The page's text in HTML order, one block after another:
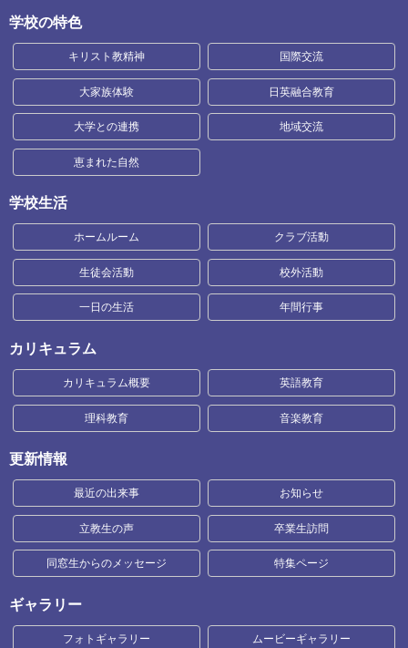
学校の特色
キリスト教精神 国際交流
大家族体験 日英融合教育
大学との連携 地域交流
恵まれた自然
学校生活
ホームルーム クラブ活動
生徒会活動 校外活動
一日の生活 年間行事
カリキュラム
カリキュラム概要 英語教育
理科教育 音楽教育
更新情報
最近の出来事 お知らせ
立教生の声 卒業生訪問
同窓生からのメッセージ 特集ページ
ギャラリー
フォトギャラリー ムービーギャラリー